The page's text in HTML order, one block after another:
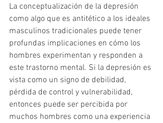
La conceptualización de la depresión
como algo que es antitético a los ideales
masculinos tradicionales puede tener
profundas implicaciones en cómo los
hombres experimentan y responden a
este trastorno mental. Si la depresión es
vista como un signo de debilidad,
pérdida de control y vulnerabilidad,
entonces puede ser percibida por
muchos hombres como una experiencia